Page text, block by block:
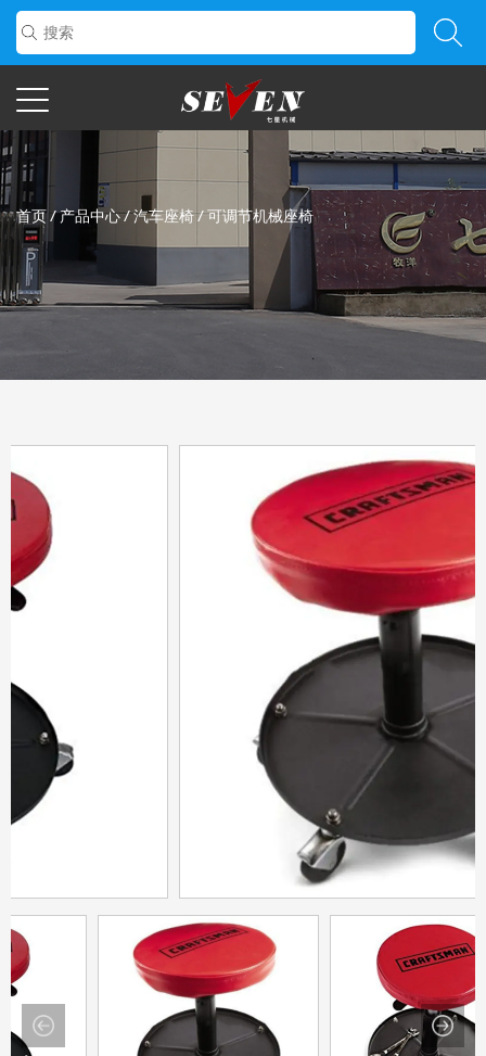
首页 /产品中心/汽车座椅/可调节机械座椅